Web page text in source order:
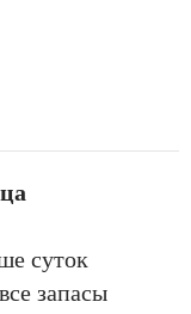
суток
запасы